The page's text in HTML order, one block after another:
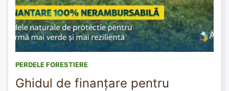
PERDELE FORESTIERE
Ghidul de finanțare pentru